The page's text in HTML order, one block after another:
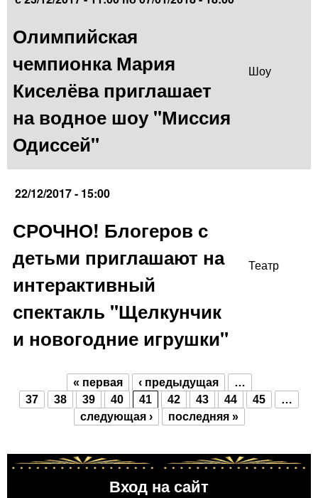
Олимпийская
чемпионка Мария
Киселёва приглашает
на водное шоу "Миссия
Одиссей"
Шоу
22/12/2017 - 15:00
СРОЧНО! Блогеров с
детьми приглашают на
интерактивный
спектакль "Щелкунчик
и новогодние игрушки"
Театр
Страницы
« первая ‹ предыдущая
…
37
38 39 40 41 42 43 44 45
…
следующая ›
последняя »
Вход на сайт